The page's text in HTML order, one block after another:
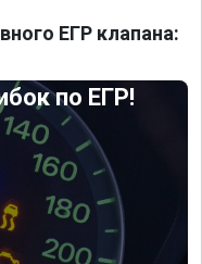
ЕГР клапана:
по ЕГР!